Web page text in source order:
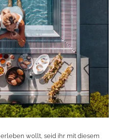
erleben wollt, seid ihr mit diesem